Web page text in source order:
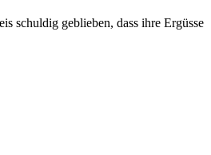
schuldig geblieben, dass ihre Ergüsse